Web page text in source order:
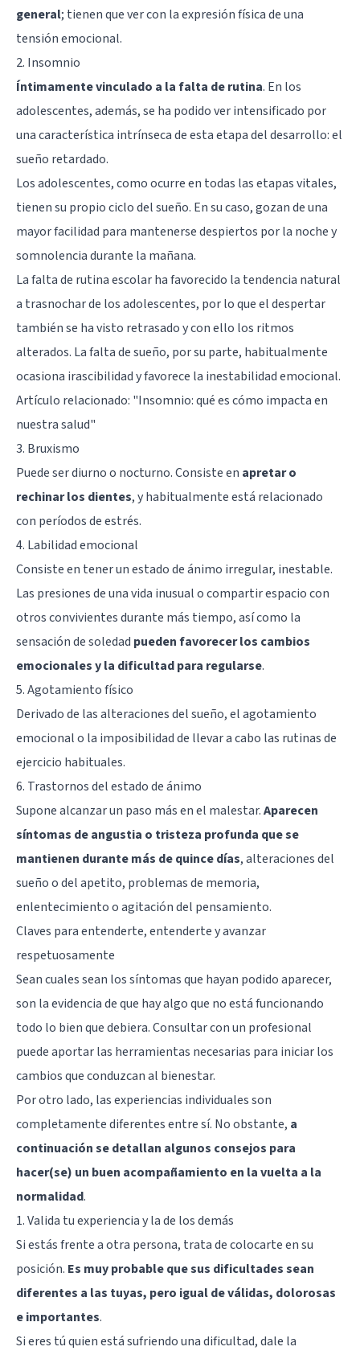
general; tienen que ver con la expresión física de una
tensión emocional.
2. Insomnio
Íntimamente vinculado a la falta de rutina. En los
adolescentes, además, se ha podido ver intensificado por
una característica intrínseca de esta etapa del desarrollo: el
sueño retardado.
Los adolescentes, como ocurre en todas las etapas vitales,
tienen su propio ciclo del sueño. En su caso, gozan de una
mayor facilidad para mantenerse despiertos por la noche y
somnolencia durante la mañana.
La falta de rutina escolar ha favorecido la tendencia natural
a trasnochar de los adolescentes, por lo que el despertar
también se ha visto retrasado y con ello los ritmos
alterados. La falta de sueño, por su parte, habitualmente
ocasiona irascibilidad y favorece la inestabilidad emocional.
Artículo relacionado: "Insomnio: qué es cómo impacta en
nuestra salud"
3. Bruxismo
Puede ser diurno o nocturno. Consiste en apretar o
rechinar los dientes, y habitualmente está relacionado
con períodos de estrés.
4. Labilidad emocional
Consiste en tener un estado de ánimo irregular, inestable.
Las presiones de una vida inusual o compartir espacio con
otros convivientes durante más tiempo, así como la
sensación de soledad pueden favorecer los cambios
emocionales y la dificultad para regularse.
5. Agotamiento físico
Derivado de las alteraciones del sueño, el agotamiento
emocional o la imposibilidad de llevar a cabo las rutinas de
ejercicio habituales.
6. Trastornos del estado de ánimo
Supone alcanzar un paso más en el malestar.Aparecen
síntomas de angustia o tristeza profunda que se
mantienen durante más de quince días, alteraciones del
sueño o del apetito, problemas de memoria,
enlentecimiento o agitación del pensamiento.
Claves para entenderte, entenderte y avanzar
respetuosamente
Sean cuales sean los síntomas que hayan podido aparecer,
son la evidencia de que hay algo que no está funcionando
todo lo bien que debiera. Consultar con un profesional
puede aportar las herramientas necesarias para iniciar los
cambios que conduzcan al bienestar.
Por otro lado, las experiencias individuales son
completamente diferentes entre sí. No obstante, a
continuación se detallan algunos consejos para
hacer(se) un buen acompañamiento en la vuelta a la
normalidad.
1. Valida tu experiencia y la de los demás
Si estás frente a otra persona, trata de colocarte en su
posición. Es muy probable que sus dificultades sean
diferentes a las tuyas, pero igual de válidas, dolorosas
e importantes.
Si eres tú quien está sufriendo una dificultad, dale la